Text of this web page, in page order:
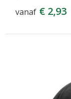
vanaf € 2,93